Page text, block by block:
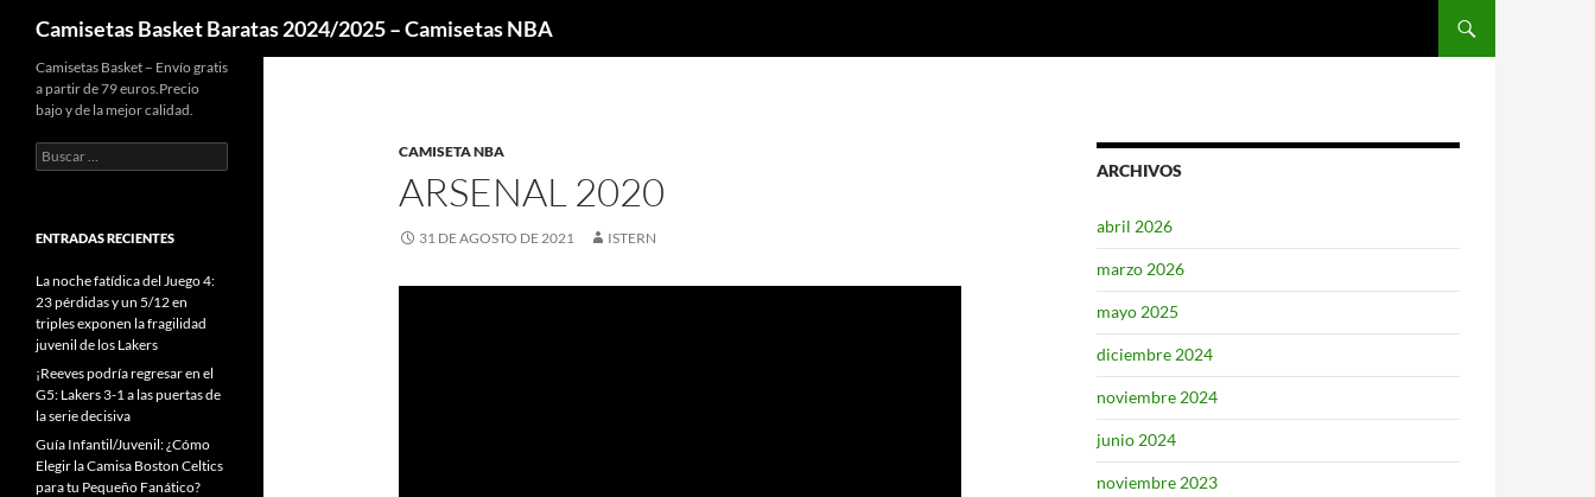
Camisetas Basket Baratas 2024/2025 – Camisetas NBA
CAMISETA NBA
ARSENAL 2020
31 DE AGOSTO DE 2021 ISTERN
ARCHIVOS
abril 2026
marzo 2026
mayo 2025
diciembre 2024
noviembre 2024
junio 2024
noviembre 2023
Camisetas Basket – Envío gratis
a partir de 79 euros.Precio
bajo y de la mejor calidad.
Buscar:
ENTRADAS RECIENTES
La noche fatídica del Juego 4:
23 pérdidas y un 5/12 en
triples exponen la fragilidad
juvenil de los Lakers
¡Reeves podría regresar en el
G5: Lakers 3-1 a las puertas de
la serie decisiva
Guía Infantil/Juvenil: ¿Cómo
Elegir la Camisa Boston Celtics
para tu Pequeño Fanático?